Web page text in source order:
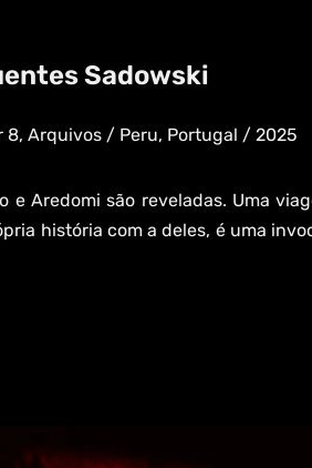
Sadowski
8, Arquivos / Peru, Portugal / 2025
Aredomi são reveladas. Uma
história com a deles, é uma